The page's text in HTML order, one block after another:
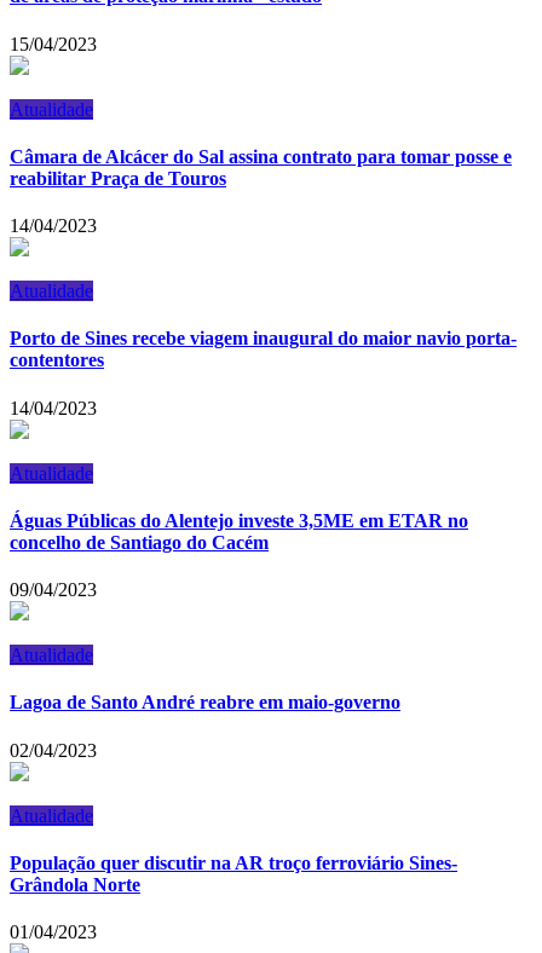
15/04/2023
Atualidade
Câmara de Alcácer do Sal assina contrato para tomar posse e
reabilitar Praça de Touros
14/04/2023
Atualidade
Porto de Sines recebe viagem inaugural do maior navio porta-
contentores
14/04/2023
Atualidade
Águas Públicas do Alentejo investe 3,5ME em ETAR no
concelho de Santiago do Cacém
09/04/2023
Atualidade
Lagoa de Santo André reabre em maio-governo
02/04/2023
Atualidade
População quer discutir na AR troço ferroviário Sines-
Grândola Norte
01/04/2023